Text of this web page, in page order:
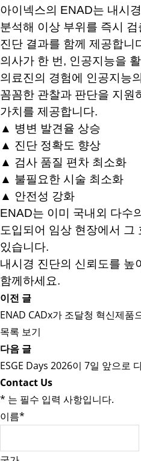
아이넥스의 ENAD는 내시
분석해 이상 부위를 즉시
진단 결과를 함께 제공합니
의사가 한 번, 인공지능을
의료진의 경험에 인공지능
꼼꼼한 관찰과 판단을 지원
가치를 제공합니다.
▲ 병변 발견율 상승
▲ 진단 정확도 향상
▲ 검사 품질 편차 최소화
▲ 불필요한 시술 최소화
▲ 안전성 강화
ENAD는 이미 국내외 다수
도입되어 임상 현장에서 그
있습니다.
내시경 진단의 신뢰도를 높
함께하세요.
이전 글
ENAD CADx가 조달청 혁신제품
목록 보기
다음 글
ESGE Days 2026이 7일 앞으로
Contact Us
* 는 필수 입력 사항입니다.
이름*